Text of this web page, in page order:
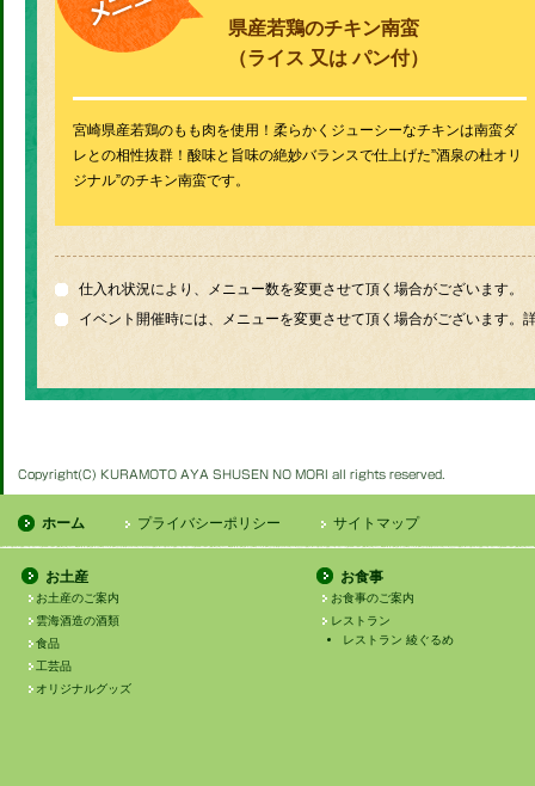
県産若鶏のチキン南蛮
（ライス 又は パン付）
宮崎県産若鶏のもも肉を使用！柔らかくジューシーなチキンは南蛮ダ
レとの相性抜群！酸味と旨味の絶妙バランスで仕上げた”酒泉の杜オリ
ジナル”のチキン南蛮です。
仕入れ状況により、メニュー数を変更させて頂く場合がございます。
イベント開催時には、メニューを変更させて頂く場合がございます。
ホーム プライバシーポリシー サイトマップ
お土産
お土産のご案内
雲海酒造の酒類
食品
工芸品
オリジナルグッズ
お食事
お食事のご案内
レストラン
レストラン 綾ぐるめ